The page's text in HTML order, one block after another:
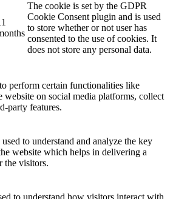
The cookie is set by the GDPR
Cookie Consent plugin and is used
to store whether or not user has
consented to the use of cookies. It
does not store any personal data.
perform certain functionalities like
website on social media platforms, collect
party features.
to understand and analyze the key
website which helps in delivering a
the visitors.